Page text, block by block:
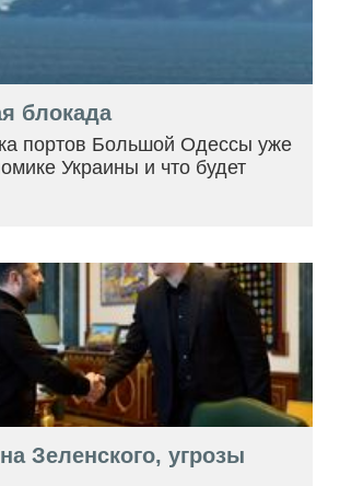
блокада
портов Большой Одессы уже
Украины и что будет
Зеленского, угрозы